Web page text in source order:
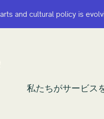
and cultural policy is
私たちがサービス
and cultural policy is
私たちがサービス